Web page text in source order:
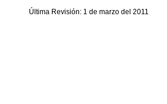
Última Revisión: 1 de marzo del 2011